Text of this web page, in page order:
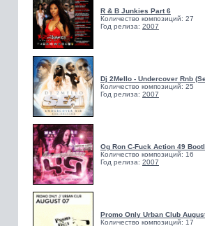
R & B Junkies Part 6
Количество композиций: 27
Год релиза: 2007
Dj 2Mello - Undercover Rnb
Количество композиций: 25
Год релиза: 2007
Og Ron C-Fuck Action 49
Количество композиций: 16
Год релиза: 2007
Promo Only Urban Club
Количество композиций: 17